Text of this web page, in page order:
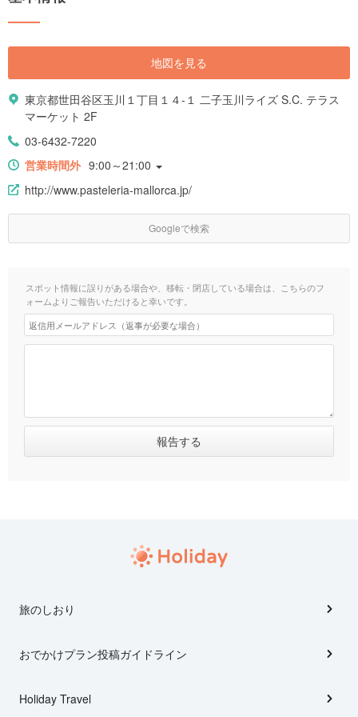
地図を見る
東京都世田谷区玉川１丁目１４-１ 二子玉川ライズ S.C. テラス
マーケット 2F
03-6432-7220
営業時間外 9:00～21:00
http://www.pasteleria-mallorca.jp/
Googleで検索
スポット情報に誤りがある場合や、移転・閉店している場合は、こちらのフ
ォームよりご報告いただけると幸いです。
旅のしおり
おでかけプラン投稿ガイドライン
Holiday Travel